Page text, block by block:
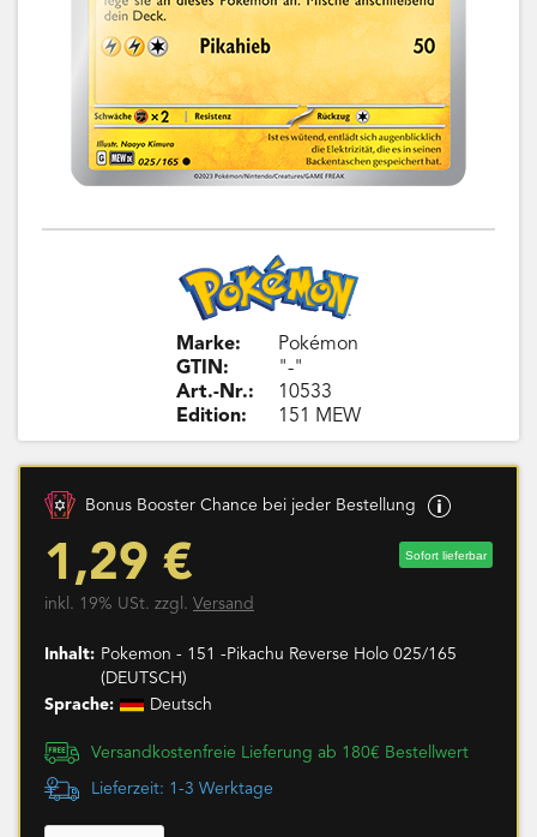
Marke:
GTIN:
Art.-Nr.:
Edition:
Pokémon
"-"
10533
151 MEW
Bonus Booster Chance bei jeder Bestellung
1,29 € Sofort lieferbar
inkl. 19% USt. zzgl. Versand
Inhalt: Pokemon - 151 -Pikachu Reverse Holo 025/165
(DEUTSCH)
Sprache:
Deutsch
Versandkostenfreie Lieferung ab 180€ Bestellwert
Lieferzeit: 1-3 Werktage